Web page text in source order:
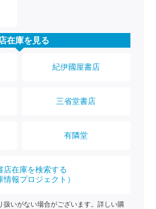
在庫を見る
紀伊國屋書店
三省堂書店
有隣堂
店在庫を検索する
情報プロジェクト）
いがない場合がございます。詳しい購